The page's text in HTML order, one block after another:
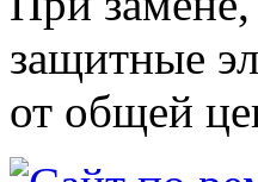
защитные
от общей